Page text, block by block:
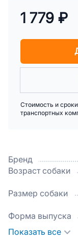
Бренд
Возраст собаки
Размер собаки
Форма выпуска
Показать все
1 779 ₽
Стоимость и
транспортных